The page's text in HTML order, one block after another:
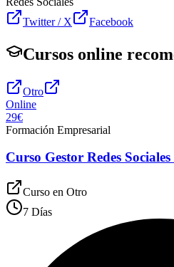
Twitter / X
Facebook
Cursos online
Otro
Online
29€
Formación Empresarial
Curso Gestor Redes
Curso en Otro
7 Días